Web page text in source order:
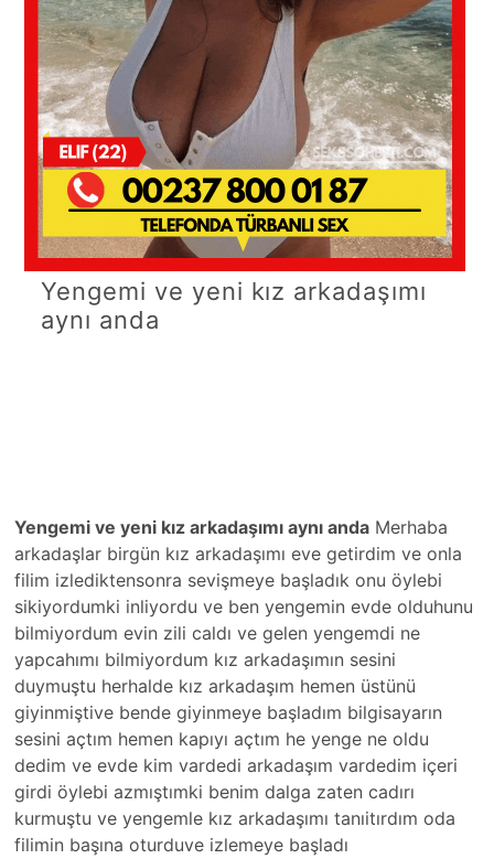
Yengemi ve yeni kız arkadaşımı
aynı anda
Yengemi ve yeni kız arkadaşımı aynı anda Merhaba
arkadaşlar birgün kız arkadaşımı eve getirdim ve onla
filim izlediktensonra sevişmeye başladık onu öylebi
sikiyordumki inliyordu ve ben yengemin evde olduhunu
bilmiyordum evin zili caldı ve gelen yengemdi ne
yapcahımı bilmiyordum kız arkadaşımın sesini
duymuştu herhalde kız arkadaşım hemen üstünü
giyinmiştive bende giyinmeye başladım bilgisayarın
sesini açtım hemen kapıyı açtım he yenge ne oldu
dedim ve evde kim vardedi arkadaşım vardedim içeri
girdi öylebi azmıştımki benim dalga zaten cadırı
kurmuştu ve yengemle kız arkadaşımı tanıitırdım oda
filimin başına oturduve izlemeye başladı